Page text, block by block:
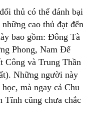
thủ có thể đánh bại
cao thủ đạt đến
bao gồm: Đông Tà
Phong, Nam Đế
Công và Trung Thần
Những người này
mà ngay cả Chu
Tĩnh cũng chưa chắc